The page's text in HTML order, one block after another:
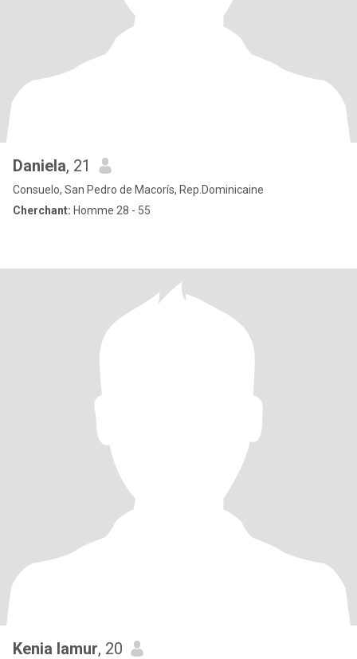
Daniela, 21
Consuelo, San Pedro de Macorís, Rep.Dominicaine
Cherchant: Homme 28 - 55
Kenia lamur, 20